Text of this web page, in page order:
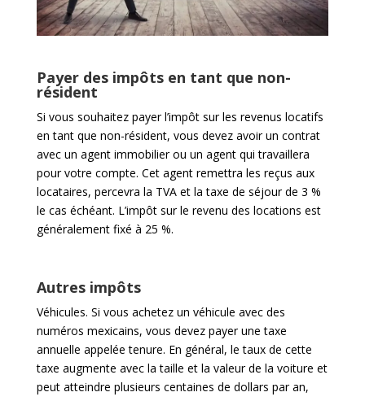
Payer des impôts en tant que non-
résident
Si vous souhaitez payer l’impôt sur les revenus locatifs
en tant que non-résident, vous devez avoir un contrat
avec un agent immobilier ou un agent qui travaillera
pour votre compte. Cet agent remettra les reçus aux
locataires, percevra la TVA et la taxe de séjour de 3 %
le cas échéant. L’impôt sur le revenu des locations est
généralement fixé à 25 %.
Autres impôts
Véhicules. Si vous achetez un véhicule avec des
numéros mexicains, vous devez payer une taxe
annuelle appelée tenure. En général, le taux de cette
taxe augmente avec la taille et la valeur de la voiture et
peut atteindre plusieurs centaines de dollars par an,